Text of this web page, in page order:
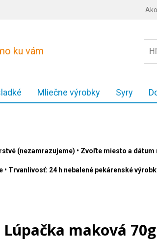
ku vám
Mliečne výrobky Syry
(nezamrazujeme) • Zvoľte miesto a
Trvanlivosť: 24 h nebalené pekárenské
Lúpačka maková 70g